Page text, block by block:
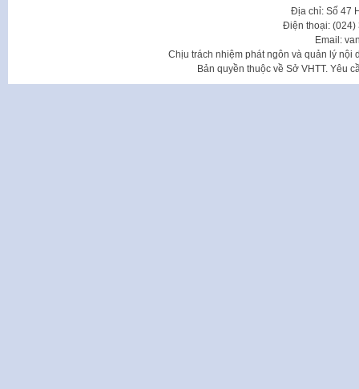
Địa chỉ: Số 47
Điện thoại: (024)
Email:
Chịu trách nhiệm phát ngôn và quản lý nội
Bản quyền thuộc về Sở VHTT. Yêu